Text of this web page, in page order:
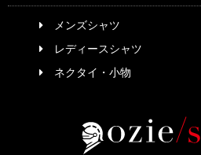
メンズシャツ
レディースシャツ
ネクタイ・小物